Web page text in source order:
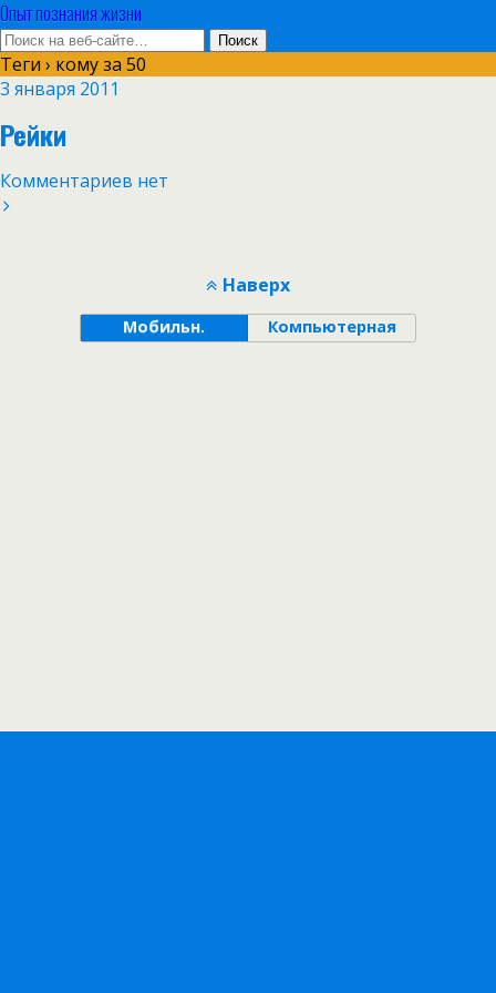
Опыт познания жизни
Теги › кому за 50
3 января 2011
Рейки
Комментариев нет
Наверх
Мобильн. Компьютерная